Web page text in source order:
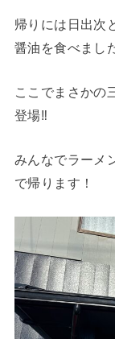
帰りには日出次
醤油を食べまし
ここでまさかの
登場‼︎
みんなでラーメ
で帰ります！